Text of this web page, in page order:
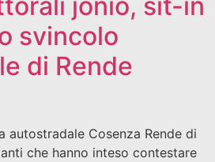
svincolo
di Rende
autostradale Cosenza Rende di
che hanno inteso contestare